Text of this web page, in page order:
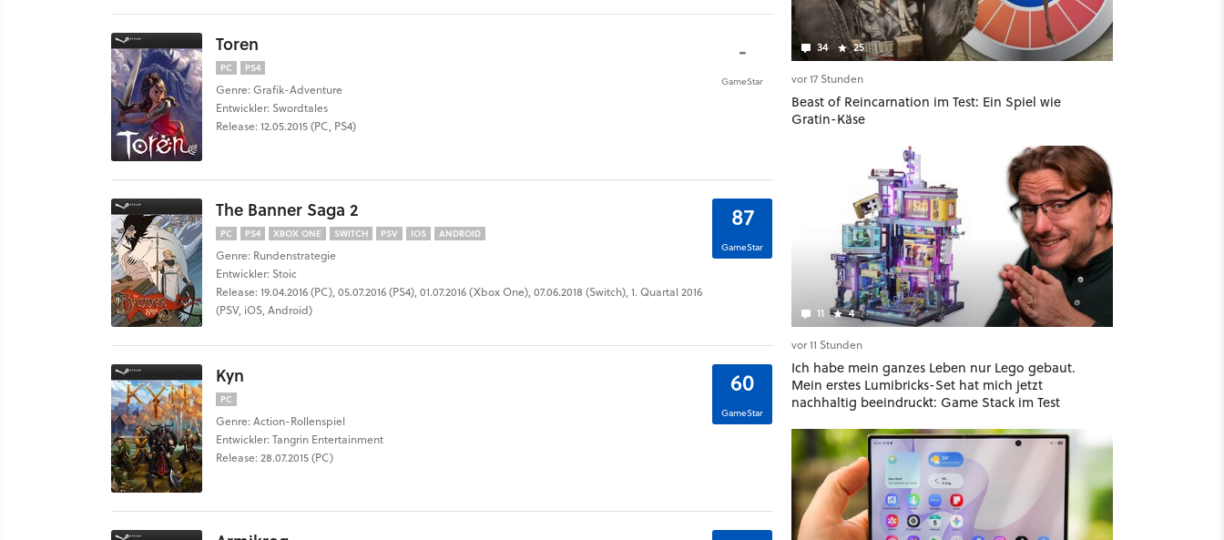
Toren
PC PS4
Genre: Grafik-Adventure
Entwickler: Swordtales
Release: 12.05.2015 (PC, PS4)
-
GameStar
The Banner Saga 2
PC PS4 XBOX ONE SWITCH PSV IOS ANDROID
Genre: Rundenstrategie
Entwickler: Stoic
Release: 19.04.2016 (PC), 05.07.2016 (PS4), 01.07.2016 (Xbox One), 07.06.2018 (Switch), 1. Quartal 2016
(PSV, iOS, Android)
87
GameStar
Kyn
PC
Genre: Action-Rollenspiel
Entwickler: Tangrin Entertainment
Release: 28.07.2015 (PC)
60
GameStar
34 25
vor 17 Stunden
Beast of Reincarnation im Test: Ein Spiel wie
Gratin-Käse
11 4
vor 11 Stunden
Ich habe mein ganzes Leben nur Lego gebaut.
Mein erstes Lumibricks-Set hat mich jetzt
nachhaltig beeindruckt: Game Stack im Test